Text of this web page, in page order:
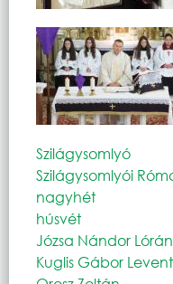
Szilágysomlyó
Szilágysomlyói
nagyhét
húsvét
Józsa Nándor
Kuglis Gábor